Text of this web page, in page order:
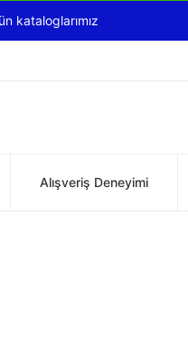
kataloglarımız
Alışveriş Deneyimi